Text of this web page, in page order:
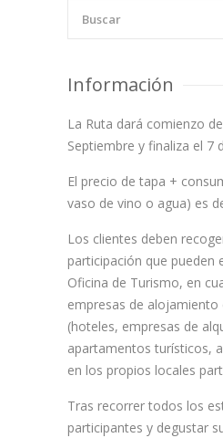
Información
La Ruta dará comienzo
Septiembre y finaliza el 7
El precio de tapa +
vaso de vino o agua) es
Los clientes deben
participación que pueden
Oficina de Turismo, en
empresas de alojamiento
(hoteles, empresas de
apartamentos turísticos,
en los propios locales
Tras recorrer todos los
participantes y degustar